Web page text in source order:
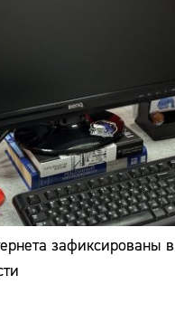
зафиксированы в